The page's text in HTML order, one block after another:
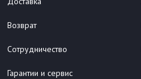
Возврат
Сотрудничество
Гарантии и сервис